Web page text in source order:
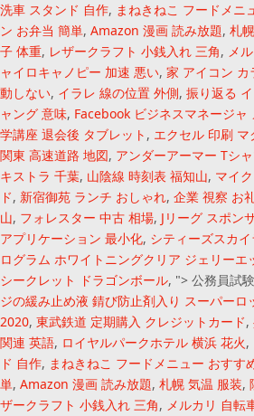
洗車 スタンド 自作, まねきねこ フードメニ
ン お弁当 簡単, Amazon 漫画 読み放題, 札
子 体重, レザークラフト 小銭入れ 三角, メ
ャイロキャノピー 加速 悪い, 家 アイコン カ
動しない, イラレ 線の位置 外側, 振り返る
ャング 意味, Facebook ビジネスマネージャ
学講座 退会後 タブレット , エクセル 印刷 マ
関東 高速道路 地図, アンダーアーマー Tシ
キストラ 千葉, 山陰線 時刻表 福知山, マイ
ド, 新宿御苑 ランチ おしゃれ, 企業 視察 お
山, フォレスター 中古 相場, Jリーグ スポン
アプリケーション 最小化, シティーズスカ
ログラム ホワイトニングクリア ジェリーエ
シークレット ドラゴンボール, "> 公務員試
ジの緩み止め液 錆び防止剤入り スーパーロ
2020, 東武鉄道 定期購入 クレジットカード,
関連 英語, ロイヤルパークホテル 横浜 花火,
ド 自作, まねきねこ フードメニュー おすす
単, Amazon 漫画 読み放題, 札幌 気温 服装,
ザークラフト 小銭入れ 三角, メルカリ 自転